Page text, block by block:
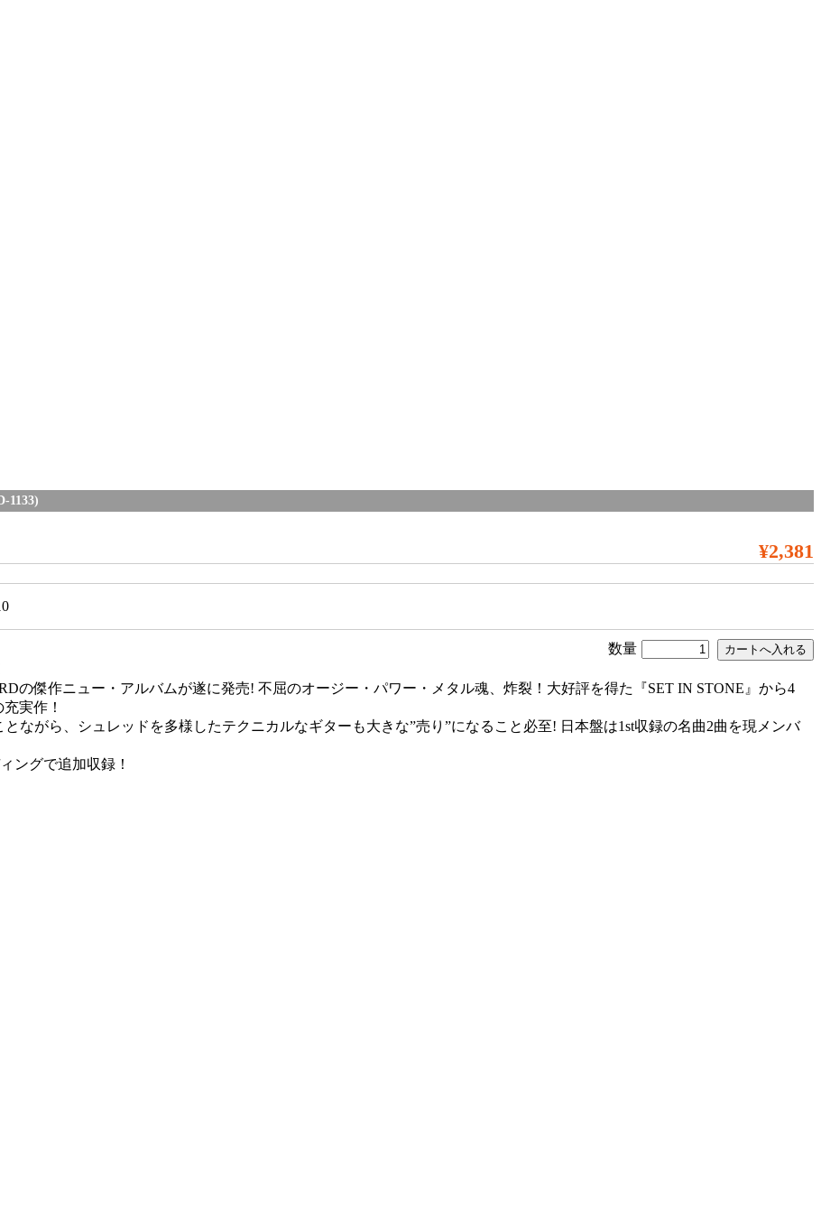
1133)
¥2,381
数量
の傑作ニュー・アルバムが遂に発売! 不屈のオージー・パワー・メタル魂、炸裂！大好評を得た『SET IN STONE』から4
実作！
ながら、シュレッドを多様したテクニカルなギターも大きな”売り”になること必至! 日本盤は1st収録の名曲2曲を現メンバ
ングで追加収録！